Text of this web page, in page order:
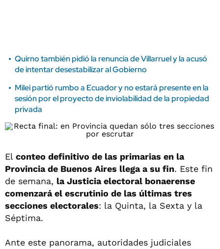
Quirno también pidió la renuncia de Villarruel y la acusó
de intentar desestabilizar al Gobierno
Milei partió rumbo a Ecuador y no estará presente en la
sesión por el proyecto de inviolabilidad de la propiedad
privada
El conteo definitivo de las primarias en la
Provincia de Buenos Aires llega a su fin. Este fin
de semana, la Justicia electoral bonaerense
comenzará el escrutinio de las últimas tres
secciones electorales: la Quinta, la Sexta y la
Séptima.
Ante este panorama, autoridades judiciales